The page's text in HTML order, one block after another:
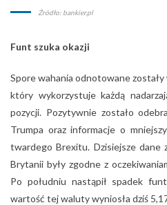
Źródło: bankier.pl
Funt szuka okazji
Spore wahania odnotowane
który wykorzystuje każdą
pozycji. Pozytywnie zostało
Trumpa oraz informacje o
twardego Brexitu. Dzisiejsze dane
Brytanii były zgodne z
Po południu nastąpił spadek
wartość tej waluty wyniosła dziś